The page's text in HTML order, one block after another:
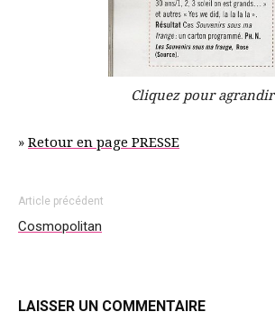
Cliquez pour agrandir
» Retour en page PRESSE
Article précédent
Cosmopolitan
LAISSER UN COMMENTAIRE